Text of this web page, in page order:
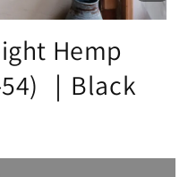
Hemp
｜Black